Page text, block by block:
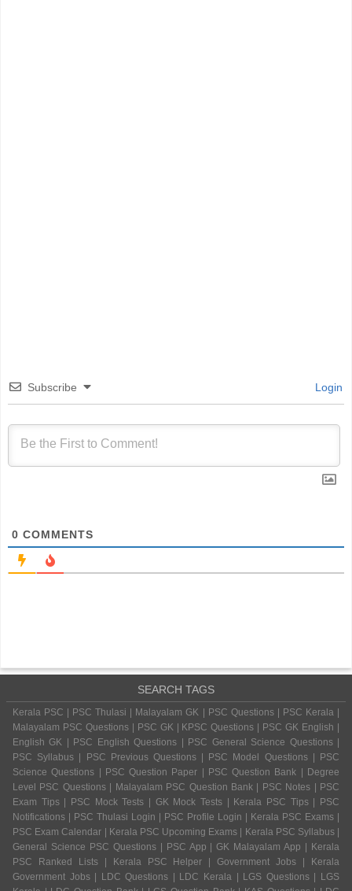
Subscribe Login
0 COMMENTS
SEARCH TAGS
Kerala PSC | PSC Thulasi | Malayalam GK | PSC Questions | PSC Kerala |
Malayalam PSC Questions | PSC GK | KPSC Questions | PSC GK English |
English GK | PSC English Questions | PSC General Science Questions |
PSC Syllabus | PSC Previous Questions | PSC Model Questions | PSC
Science Questions | PSC Question Paper | PSC Question Bank | Degree
Level PSC Questions | Malayalam PSC Question Bank | PSC Notes | PSC
Exam Tips | PSC Mock Tests | GK Mock Tests | Kerala PSC Tips | PSC
Notifications | PSC Thulasi Login | PSC Profile Login | Kerala PSC Exams |
PSC Exam Calendar | Kerala PSC Upcoming Exams | Kerala PSC Syllabus |
General Science PSC Questions | PSC App | GK Malayalam App | Kerala
PSC Ranked Lists | Kerala PSC Helper | Government Jobs | Kerala
Government Jobs | LDC Questions | LDC Kerala | LGS Questions | LGS